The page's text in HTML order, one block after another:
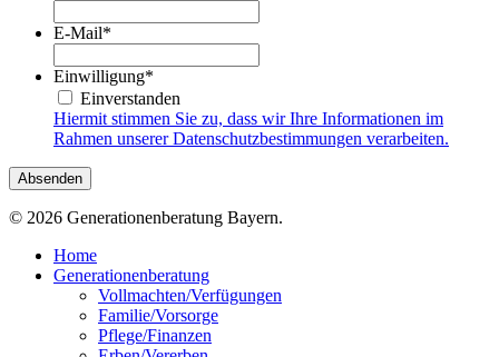
E-Mail*
Einwilligung*
Einverstanden
Hiermit stimmen Sie zu, dass wir Ihre Informationen im
Rahmen unserer Datenschutzbestimmungen verarbeiten.
© 2026 Generationenberatung Bayern.
Close
Menu
Home
Generationenberatung
Vollmachten/Verfügungen
Familie/Vorsorge
Pflege/Finanzen